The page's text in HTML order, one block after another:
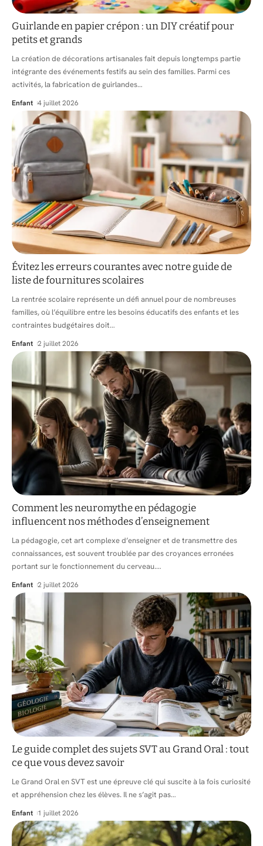
Guirlande en papier crépon : un DIY créatif pour
petits et grands
La création de décorations artisanales fait depuis longtemps partie
intégrante des événements festifs au sein des familles. Parmi ces
activités, la fabrication de guirlandes…
Enfant 4 juillet 2026
Évitez les erreurs courantes avec notre guide de
liste de fournitures scolaires
La rentrée scolaire représente un défi annuel pour de nombreuses
familles, où l’équilibre entre les besoins éducatifs des enfants et les
contraintes budgétaires doit…
Enfant 2 juillet 2026
Comment les neuromythe en pédagogie
influencent nos méthodes d’enseignement
La pédagogie, cet art complexe d’enseigner et de transmettre des
connaissances, est souvent troublée par des croyances erronées
portant sur le fonctionnement du cerveau.…
Enfant 2 juillet 2026
Le guide complet des sujets SVT au Grand Oral : tout
ce que vous devez savoir
Le Grand Oral en SVT est une épreuve clé qui suscite à la fois curiosité
et appréhension chez les élèves. Il ne s’agit pas…
Enfant 1 juillet 2026